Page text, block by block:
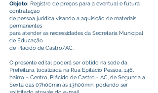
Objeto: Registro de preços para a eventual e futura
contratação
de pessoa jurídica visando a aquisição de materiais
permanentes
para atender as necessidades da Secretaria Municipal
de Educação
de Plácido de Castro/AC.
O presente edital poderá ser obtido na sede da
Prefeitura, localizada na Rua Epitácio Pessoa, 146,
bairro – Centro, Plácido de Castro - AC, de Segunda a
Sexta das 07h00min às 13h00min, podendo ser